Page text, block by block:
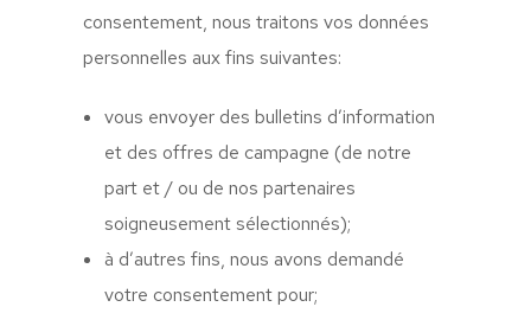
consentement, nous traitons vos données
personnelles aux fins suivantes:
vous envoyer des bulletins d’information
et des offres de campagne (de notre
part et / ou de nos partenaires
soigneusement sélectionnés);
à d’autres fins, nous avons demandé
votre consentement pour;